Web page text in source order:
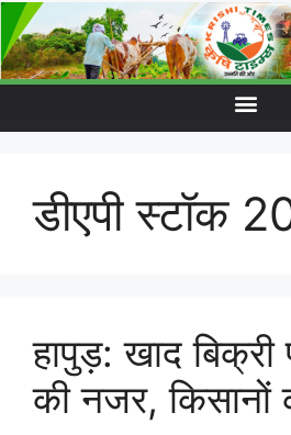
डीएपी स्टॉक
हापुड़: खाद
की नजर, किसानों